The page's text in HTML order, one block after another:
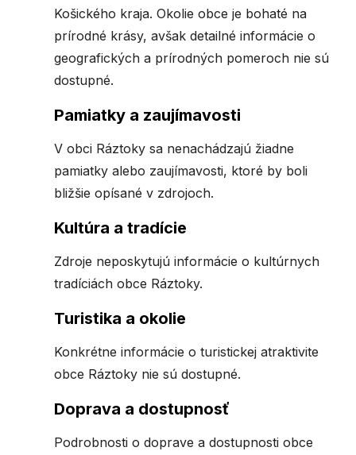
Košického kraja. Okolie obce je bohaté na
prírodné krásy, avšak detailné informácie o
geografických a prírodných pomeroch nie sú
dostupné.
Pamiatky a zaujímavosti
V obci Ráztoky sa nenachádzajú žiadne
pamiatky alebo zaujímavosti, ktoré by boli
bližšie opísané v zdrojoch.
Kultúra a tradície
Zdroje neposkytujú informácie o kultúrnych
tradíciách obce Ráztoky.
Turistika a okolie
Konkrétne informácie o turistickej atraktivite
obce Ráztoky nie sú dostupné.
Doprava a dostupnosť
Podrobnosti o doprave a dostupnosti obce